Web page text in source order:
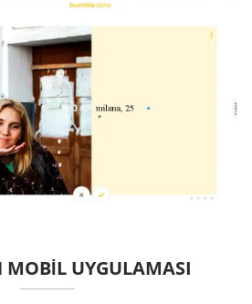
MOBIL UYGULAMASI